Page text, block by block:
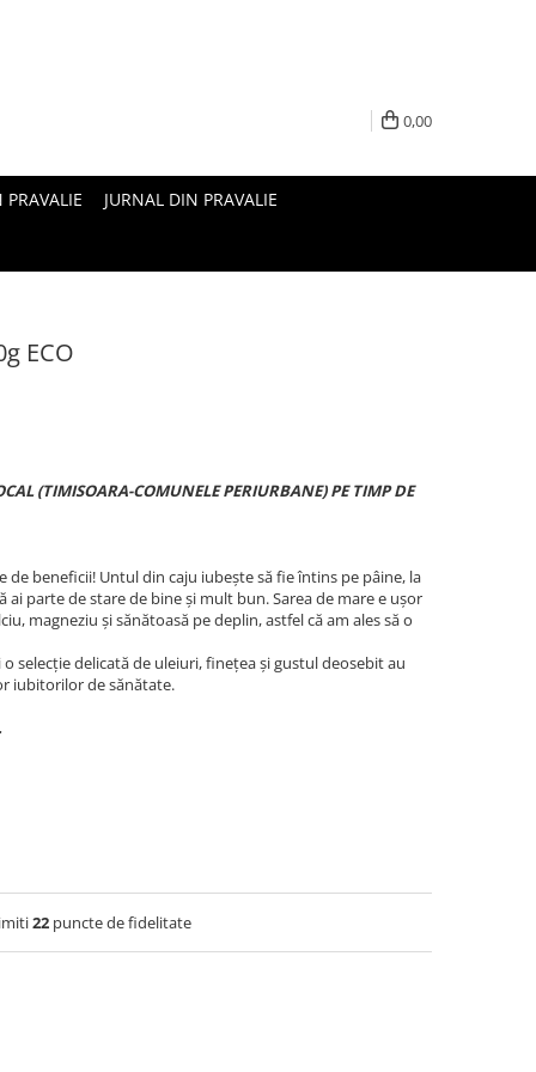
0,00
PRAVALIE JURNAL DIN PRAVALIE
ECO
(TIMISOARA-COMUNELE PERIURBANE) PE TIMP DE
de beneficii! Untul din caju iubește să fie întins pe pâine, la
ai parte de stare de bine și mult bun. Sarea de mare e ușor
magneziu și sănătoasă pe deplin, astfel că am ales să o
selecție delicată de uleiuri, finețea și gustul deosebit au
iubitorilor de sănătate.
22 puncte de fidelitate